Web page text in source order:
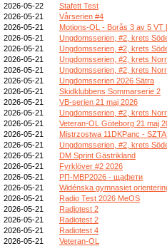
2026-05-22
Stafett Test
2026-05-21
Vårserien #4
2026-05-21
Motions-OL - Borås 3 av 5 VT
2026-05-21
Ungdomsserien, #2, krets
2026-05-21
Ungdomsserien, #2, krets
2026-05-21
Ungdomsserien, #2, krets
2026-05-21
Ungdomsserien, #2, krets Norr
2026-05-21
Ungdomsserien 2026 Sätra
2026-05-21
Skidklubbens Sommarserie 2
2026-05-21
VB-serien 21 maj 2026
2026-05-21
Ungdomsserien, #2, krets
2026-05-21
Veteran-OL Göteborg 21 maj
2026-05-21
Mistrzostwa 11DKPanc -
2026-05-21
Ungdomsserien, #2, krets
2026-05-21
DM Sprint Gästrikland
2026-05-21
Fyrklöver #2 2026
2026-05-21
РП-МВР2026 - щафети
2026-05-21
Widénska gymnasiet
2026-05-21
Radio Test 2026 MeOS
2026-05-21
Radiotest 2
2026-05-21
Radiotest 2
2026-05-21
Radiotest 4
2026-05-21
Veteran-OL